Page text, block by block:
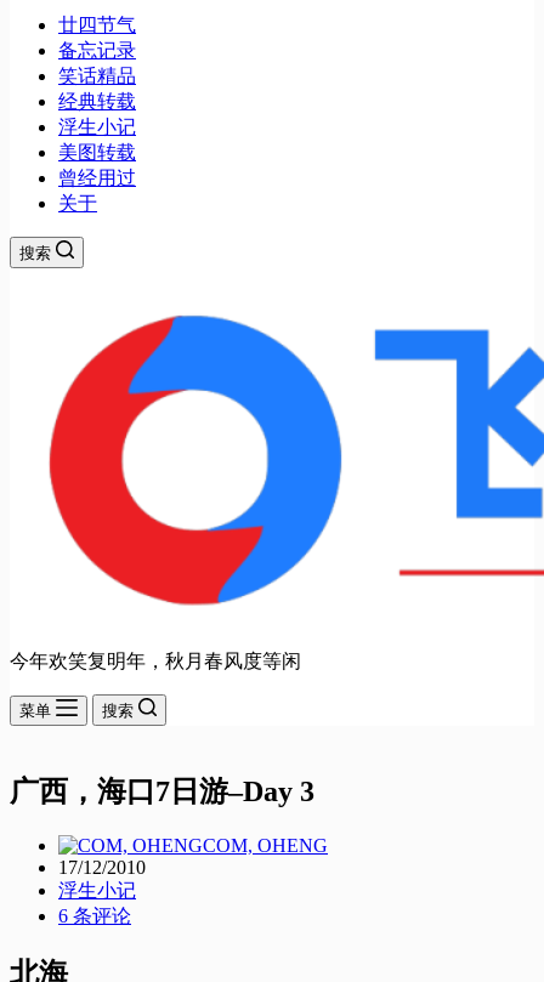
廿四节气
备忘记录
笑话精品
经典转载
浮生小记
美图转载
曾经用过
关于
搜索
今年欢笑复明年，秋月春风度等闲
菜单 搜索
广西，海口7日游–Day 3
COM, OHENG
17/12/2010
浮生小记
6 条评论
北海